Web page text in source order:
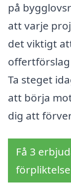
på
att varje
det viktigt
offertförslag
Ta steget
att börja
dig att
Få 3